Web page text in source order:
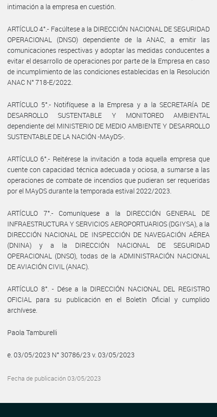
intimación a la empresa en cuestión.
ARTÍCULO 4°.- Facúltese a la DIRECCIÓN NACIONAL DE SEGURIDAD
OPERACIONAL (DNSO) dependiente de la ANAC, a emitir las
comunicaciones respectivas y adoptar las medidas conducentes a
evitar el desarrollo de operaciones por parte de la Empresa en caso
de incumplimiento de las condiciones establecidas en la Resolución
ANAC N° 718-E/2022.
ARTÍCULO 5°.- Notifíquese a la Empresa y a la SECRETARÍA DE
DESARROLLO SUSTENTABLE Y MONITOREO AMBIENTAL
dependiente del MINISTERIO DE MEDIO AMBIENTE Y DESARROLLO
SUSTENTABLE DE LA NACIÓN -MAyDS-.
ARTÍCULO 6°.- Reitérese la invitación a toda aquella empresa que
cuente con capacidad técnica adecuada y ociosa, a sumarse a las
operaciones de combate de incendios que pudieran ser requeridas
por el MAyDS durante la temporada estival 2022/2023.
ARTÍCULO 7°.- Comuníquese a la DIRECCIÓN GENERAL DE
INFRAESTRUCTURA Y SERVICIOS AEROPORTUARIOS (DGIYSA), a la
DIRECCIÓN NACIONAL DE INSPECCIÓN DE NAVEGACIÓN AÉREA
(DNINA) y a la DIRECCIÓN NACIONAL DE SEGURIDAD
OPERACIONAL (DNSO), todas de la ADMINISTRACIÓN NACIONAL
DE AVIACIÓN CIVIL (ANAC).
ARTÍCULO 8°. - Dése a la DIRECCIÓN NACIONAL DEL REGISTRO
OFICIAL para su publicación en el Boletín Oficial y cumplido
archívese.
Paola Tamburelli
e. 03/05/2023 N° 30786/23 v. 03/05/2023
Fecha de publicación 03/05/2023